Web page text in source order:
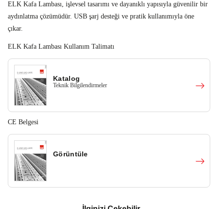
ELK Kafa Lambası, işlevsel tasarımı ve dayanıklı yapısıyla güvenilir bir
aydınlatma çözümüdür. USB şarj desteği ve pratik kullanımıyla öne
çıkar.
ELK Kafa Lambası Kullanım Talimatı
Katalog
Teknik Bilgilendirmeler
CE Belgesi
Görüntüle